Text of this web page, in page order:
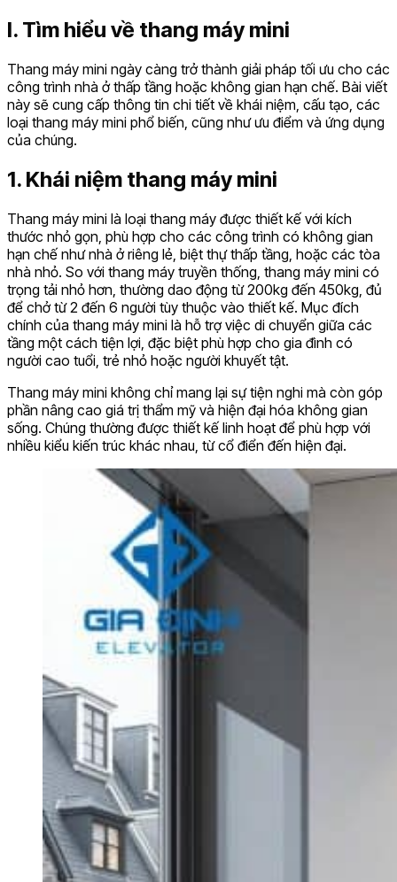
I. Tìm hiểu về thang máy mini
Thang máy mini ngày càng trở thành giải pháp tối ưu cho các
công trình nhà ở thấp tầng hoặc không gian hạn chế. Bài viết
này sẽ cung cấp thông tin chi tiết về khái niệm, cấu tạo, các
loại thang máy mini phổ biến, cũng như ưu điểm và ứng dụng
của chúng.
1. Khái niệm thang máy mini
Thang máy mini là loại thang máy được thiết kế với kích
thước nhỏ gọn, phù hợp cho các công trình có không gian
hạn chế như nhà ở riêng lẻ, biệt thự thấp tầng, hoặc các tòa
nhà nhỏ. So với thang máy truyền thống, thang máy mini có
trọng tải nhỏ hơn, thường dao động từ 200kg đến 450kg, đủ
để chở từ 2 đến 6 người tùy thuộc vào thiết kế. Mục đích
chính của thang máy mini là hỗ trợ việc di chuyển giữa các
tầng một cách tiện lợi, đặc biệt phù hợp cho gia đình có
người cao tuổi, trẻ nhỏ hoặc người khuyết tật.
Thang máy mini không chỉ mang lại sự tiện nghi mà còn góp
phần nâng cao giá trị thẩm mỹ và hiện đại hóa không gian
sống. Chúng thường được thiết kế linh hoạt để phù hợp với
nhiều kiểu kiến trúc khác nhau, từ cổ điển đến hiện đại.